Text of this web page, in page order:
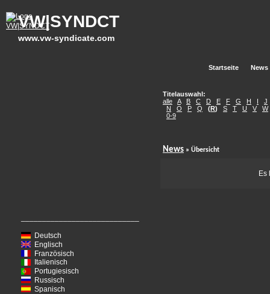
VW|SYNDCT
www.vw-syndicate.com
Startseite News
Deutsch
Englisch
Französisch
Italienisch
Portugiesisch
Russisch
Spanisch
Titelauswahl:
alle
A B C D E F G H I
J
N
O P Q (R) S T U V
W
0-9
News » Übersicht
Es